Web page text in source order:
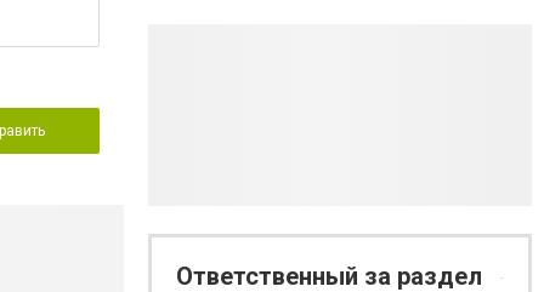
Ответственный за раздел